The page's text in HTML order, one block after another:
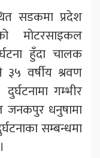
सडकमा प्रदेश
मोटरसाइकल
हुँदा चालक
३५ वर्षीय श्रवण
गम्भीर
जनकपुर धनुषामा
सम्बन्धमा